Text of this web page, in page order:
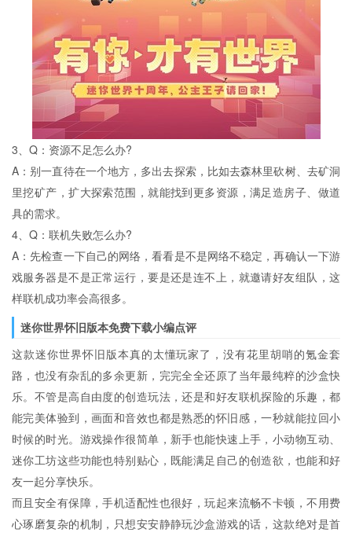
3、Q：资源不足怎么办?
A：别一直待在一个地方，多出去探索，比如去森林里砍树、去矿洞
里挖矿产，扩大探索范围，就能找到更多资源，满足造房子、做道
具的需求。
4、Q：联机失败怎么办?
A：先检查一下自己的网络，看看是不是网络不稳定，再确认一下游
戏服务器是不是正常运行，要是还是连不上，就邀请好友组队，这
样联机成功率会高很多。
迷你世界怀旧版本免费下载小编点评
这款迷你世界怀旧版本真的太懂玩家了，没有花里胡哨的氪金套
路，也没有杂乱的多余更新，完完全全还原了当年最纯粹的沙盒快
乐。不管是高自由度的创造玩法，还是和好友联机探险的乐趣，都
能完美体验到，画面和音效也都是熟悉的怀旧感，一秒就能拉回小
时候的时光。游戏操作很简单，新手也能快速上手，小动物互动、
迷你工坊这些功能也特别贴心，既能满足自己的创造欲，也能和好
友一起分享快乐。
而且安全有保障，手机适配性也很好，玩起来流畅不卡顿，不用费
心琢磨复杂的机制，只想安安静静玩沙盒游戏的话，这款绝对是首